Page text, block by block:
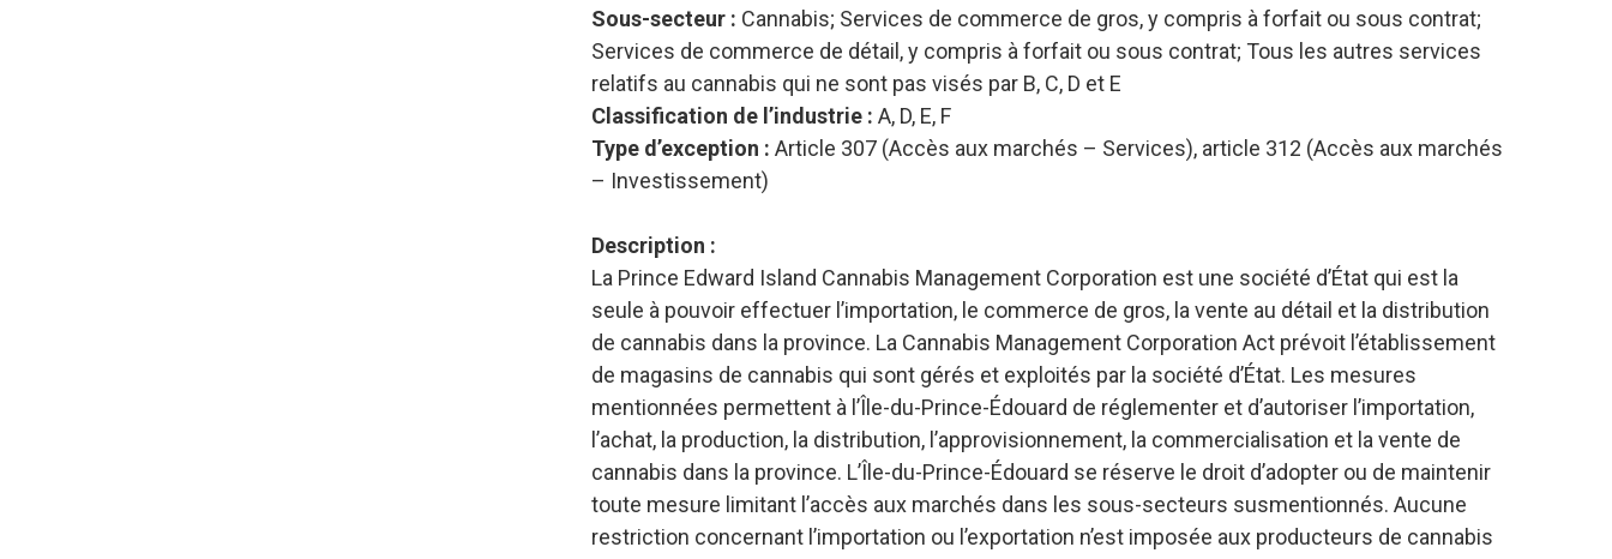
Sous-secteur : Cannabis; Services de commerce de gros, y compris à forfait ou sous contrat;
Services de commerce de détail, y compris à forfait ou sous contrat; Tous les autres services
relatifs au cannabis qui ne sont pas visés par B, C, D et E
Classification de l’industrie : A, D, E, F
Type d’exception : Article 307 (Accès aux marchés – Services), article 312 (Accès aux marchés
– Investissement)
Description :
La Prince Edward Island Cannabis Management Corporation est une société d’État qui est la
seule à pouvoir effectuer l’importation, le commerce de gros, la vente au détail et la distribution
de cannabis dans la province. La Cannabis Management Corporation Act prévoit l’établissement
de magasins de cannabis qui sont gérés et exploités par la société d’État. Les mesures
mentionnées permettent à l’Île-du-Prince-Édouard de réglementer et d’autoriser l’importation,
l’achat, la production, la distribution, l’approvisionnement, la commercialisation et la vente de
cannabis dans la province. L’Île-du-Prince-Édouard se réserve le droit d’adopter ou de maintenir
toute mesure limitant l’accès aux marchés dans les sous-secteurs susmentionnés. Aucune
restriction concernant l’importation ou l’exportation n’est imposée aux producteurs de cannabis